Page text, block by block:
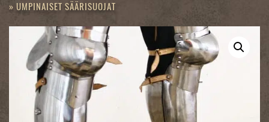
» UMPINAISET SÄÄRISUOJAT